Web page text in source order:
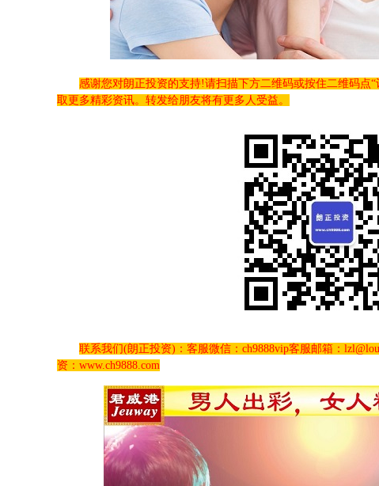
感谢您对朗正投资的支持!请扫描下方二维码或按住二维码点
取更多精彩资讯。转发给朋友将有更多人受益。
联系我们(朗正投资)：客服微信：ch9888vip客服邮箱：
资：www.ch9888.com